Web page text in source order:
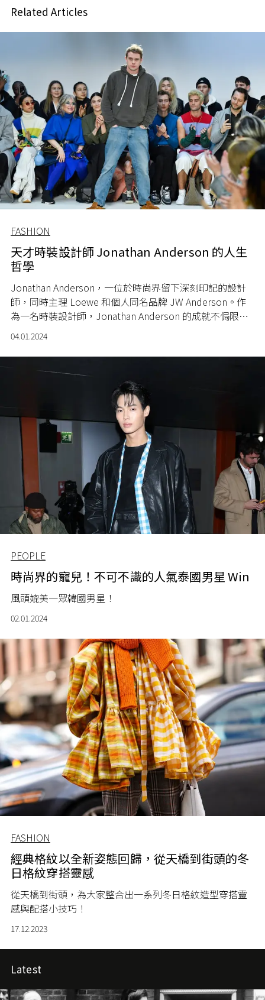
Related Articles
FASHION
天才時裝設計師 Jonathan Anderson 的人生
哲學
Jonathan Anderson ，一位於時尚界留下深刻印記的設計
師，同時主理 Loewe 和個人同名品牌 JW Anderson 。作
為一名時裝設計師， Jonathan Anderson 的成就不侷限於
時尚領域，即使身兼兩大品牌的創意總監，他持續在追求
創新的道路上闖蕩。
04.01.2024
PEOPLE
時尚界的寵兒！不可不識的人氣泰國男星 Win
風頭媲美一眾韓國男星！
02.01.2024
FASHION
經典格紋以全新姿態回歸，從天橋到街頭的冬
日格紋穿搭靈感
從天橋到街頭，為大家整合出一系列冬日格紋造型穿搭靈
感與配搭小技巧！
17.12.2023
Latest